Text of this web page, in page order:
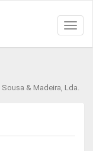
Sousa & Madeira, Lda.